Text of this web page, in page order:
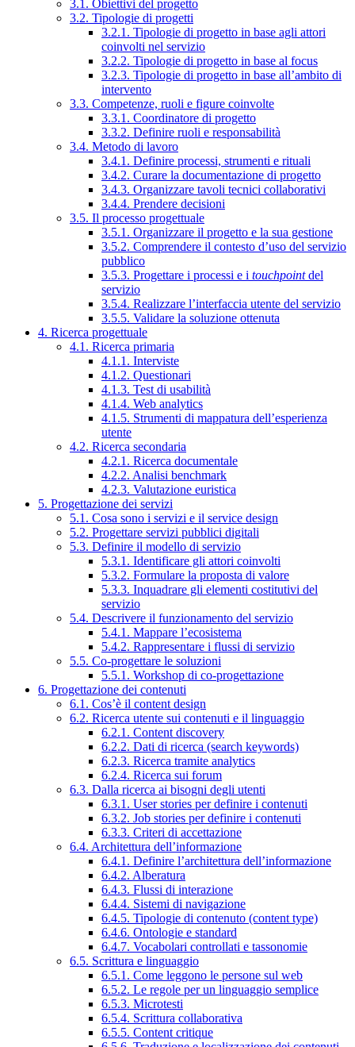
3.1. Obiettivi del progetto
3.2. Tipologie di progetti
3.2.1. Tipologie di progetto in base agli attori
coinvolti nel servizio
3.2.2. Tipologie di progetto in base al focus
3.2.3. Tipologie di progetto in base all’ambito di
intervento
3.3. Competenze, ruoli e figure coinvolte
3.3.1. Coordinatore di progetto
3.3.2. Definire ruoli e responsabilità
3.4. Metodo di lavoro
3.4.1. Definire processi, strumenti e rituali
3.4.2. Curare la documentazione di progetto
3.4.3. Organizzare tavoli tecnici collaborativi
3.4.4. Prendere decisioni
3.5. Il processo progettuale
3.5.1. Organizzare il progetto e la sua gestione
3.5.2. Comprendere il contesto d’uso del servizio
pubblico
3.5.3. Progettare i processi e i touchpointdel
servizio
3.5.4. Realizzare l’interfaccia utente del servizio
3.5.5. Validare la soluzione ottenuta
4. Ricerca progettuale
4.1. Ricerca primaria
4.1.1. Interviste
4.1.2. Questionari
4.1.3. Test di usabilità
4.1.4. Web analytics
4.1.5. Strumenti di mappatura dell’esperienza
utente
4.2. Ricerca secondaria
4.2.1. Ricerca documentale
4.2.2. Analisi benchmark
4.2.3. Valutazione euristica
5. Progettazione dei servizi
5.1. Cosa sono i servizi e il service design
5.2. Progettare servizi pubblici digitali
5.3. Definire il modello di servizio
5.3.1. Identificare gli attori coinvolti
5.3.2. Formulare la proposta di valore
5.3.3. Inquadrare gli elementi costitutivi del
servizio
5.4. Descrivere il funzionamento del servizio
5.4.1. Mappare l’ecosistema
5.4.2. Rappresentare i flussi di servizio
5.5. Co-progettare le soluzioni
5.5.1. Workshop di co-progettazione
6. Progettazione dei contenuti
6.1. Cos’è il content design
6.2. Ricerca utente sui contenuti e il linguaggio
6.2.1. Content discovery
6.2.2. Dati di ricerca (search keywords)
6.2.3. Ricerca tramite analytics
6.2.4. Ricerca sui forum
6.3. Dalla ricerca ai bisogni degli utenti
6.3.1. User stories per definire i contenuti
6.3.2. Job stories per definire i contenuti
6.3.3. Criteri di accettazione
6.4. Architettura dell’informazione
6.4.1. Definire l’architettura dell’informazione
6.4.2. Alberatura
6.4.3. Flussi di interazione
6.4.4. Sistemi di navigazione
6.4.5. Tipologie di contenuto (content type)
6.4.6. Ontologie e standard
6.4.7. Vocabolari controllati e tassonomie
6.5. Scrittura e linguaggio
6.5.1. Come leggono le persone sul web
6.5.2. Le regole per un linguaggio semplice
6.5.3. Microtesti
6.5.4. Scrittura collaborativa
6.5.5. Content critique